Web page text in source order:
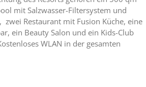
mit Salzwasser-Filtersystem und
zwei Restaurant mit Fusion Küche, eine
ein Beauty Salon und ein Kids-Club
WLAN in der gesamten